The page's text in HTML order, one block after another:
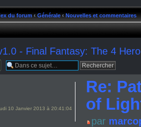
du forum ‹ Générale ‹ Nouvelles et commentaires
- Final Fantasy: The 4
Re:
of
par
10 Janvier 2013 à 20:41:04